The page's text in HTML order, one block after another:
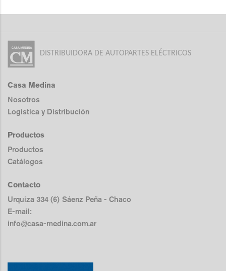
DISTRIBUIDORA DE AUTOPARTES ELÉCTRICOS
Casa Medina
Nosotros
Logistica y Distribución
Productos
Productos
Catálogos
Contacto
Urquiza 334 (6) Sáenz Peña - Chaco
E-mail:
info@casa-medina.com.ar